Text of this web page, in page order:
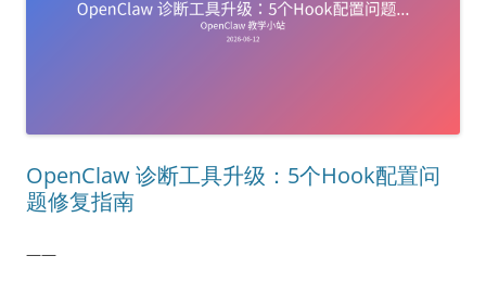
OpenClaw 诊断工具升级：5个Hook配置问
题修复指南
——